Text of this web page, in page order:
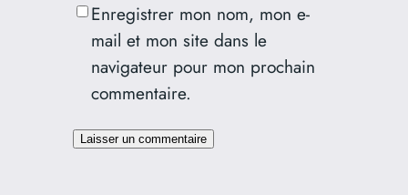
Enregistrer mon nom, mon e-
mail et mon site dans le
navigateur pour mon prochain
commentaire.